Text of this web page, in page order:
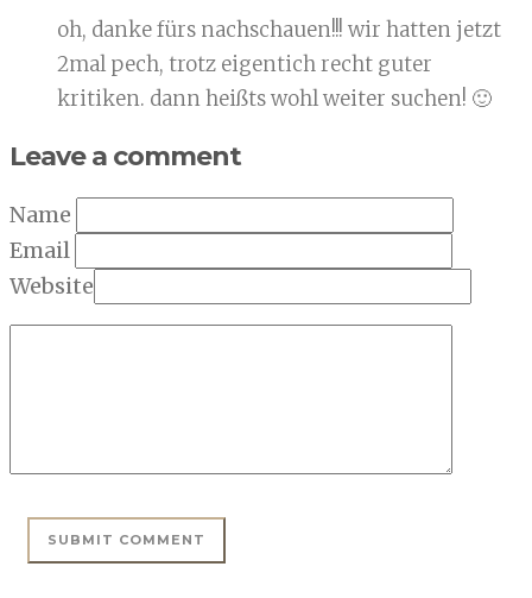
oh, danke fürs nachschauen!!! wir hatten jetzt
2mal pech, trotz eigentich recht guter
kritiken. dann heißts wohl weiter suchen! 🙂
Leave a comment
Name
Email
Website